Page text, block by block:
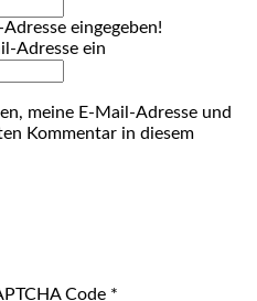
eingegeben!
Adresse ein
meine E-Mail-Adresse und
Kommentar in diesem
Code *